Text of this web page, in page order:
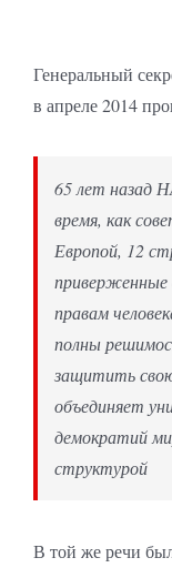
Генеральный
в апреле 2014
65 лет назад
время, как
Европой, 12
приверженные
правам
полны
защитить
объединяет
демократий
структурой
В той же речи